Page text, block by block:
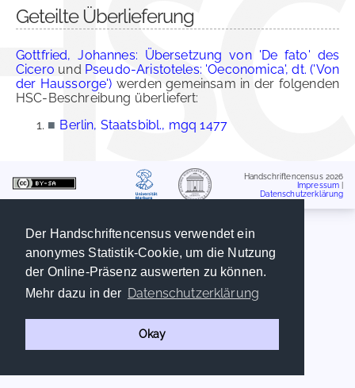
Der Handschriftencensus verwendet ein
anonymes Statistik-Cookie, um die Nutzung
der Online-Präsenz auswerten zu können.
Mehr dazu in der Datenschutzerklärung
Okay
Geteilte Überlieferung
Gottfried, Johannes: Übersetzung von 'De fato' des
Cicero und Pseudo-Aristoteles: 'Oeconomica', dt. ('Von
der Haussorge') werden gemeinsam in der folgenden
HSC-Beschreibung überliefert:
■ Berlin, Staatsbibl., mgq 1477
Handschriftencensus 2026
Impressum
Datenschutzerklärung